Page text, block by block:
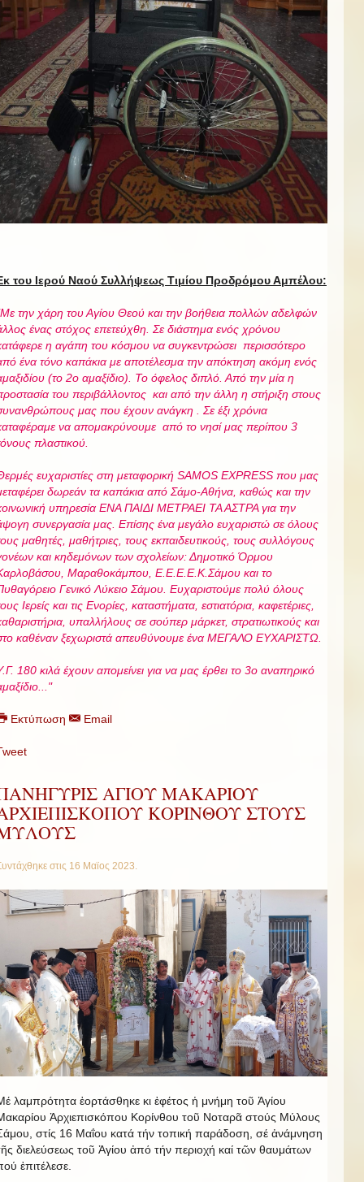
του Ιερού Ναού Συλλήψεως Τιμίου Προδρόμου Αμπέλου:
την χάρη του Αγίου Θεού και την βοήθεια πολλών αδελφών
ένας στόχος επετεύχθη. Σε διάστημα ενός χρόνου
η αγάπη του κόσμου να συγκεντρώσει περισσότερο
ένα τόνο καπάκια με αποτέλεσμα την απόκτηση ακόμη ενός
(το 2ο αμαξίδιο). Το όφελος διπλό. Από την μία η
του περιβάλλοντος και από την άλλη η στήριξη στους
μας που έχουν ανάγκη . Σε έξι χρόνια
να απομακρύνουμε από το νησί μας περίπου 3
πλαστικού.
ευχαριστίες στη μεταφορική SAMOS EXPRESS που μας
δωρεάν τα καπάκια από Σάμο-Αθήνα, καθώς και την
υπηρεσία ΕΝΑ ΠΑΙΔΙ ΜΕΤΡΑΕΙ ΤΑ ΑΣΤΡΑ για την
συνεργασία μας. Επίσης ένα μεγάλο ευχαριστώ σε όλους
μαθητές, μαθήτριες, τους εκπαιδευτικούς, τους συλλόγους
και κηδεμόνων των σχολείων: Δημοτικό Όρμου
Μαραθοκάμπου, Ε.Ε.Ε.Ε.Κ.Σάμου και το
Γενικό Λύκειο Σάμου. Ευχαριστούμε πολύ όλους
Ιερείς και τις Ενορίες, καταστήματα, εστιατόρια, καφετέριες,
υπαλλήλους σε σούπερ μάρκετ, στρατιωτικούς και
καθέναν ξεχωριστά απευθύνουμε ένα ΜΕΓΑΛΟ ΕΥΧΑΡΙΣΤΩ.
180 κιλά έχουν απομείνει για να μας έρθει το 3ο αναπηρικό
Εκτύπωση Email
ΑΓΙΟΥ ΜΑΚΑΡΙΟΥ
ΚΟΡΙΝΘΟΥ ΣΤΟΥΣ
στις 16 Μαϊος 2023.
λαμπρότητα ἑορτάσθηκε κι ἐφέτος ἡ μνήμη τοῦ Ἁγίου
Ἀρχιεπισκόπου Κορίνθου τοῦ Νοταρᾶ στούς Μύλους
στίς 16 Μαΐου κατά τήν τοπική παράδοση, σέ ἀνάμνηση
διελεύσεως τοῦ Ἁγίου ἀπό τήν περιοχή καί τῶν θαυμάτων
ἐπιτέλεσε.